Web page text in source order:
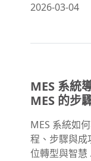
2026-03-04
MES 系統
MES 的步
MES 系統如
程、步驟與成
位轉型與智慧